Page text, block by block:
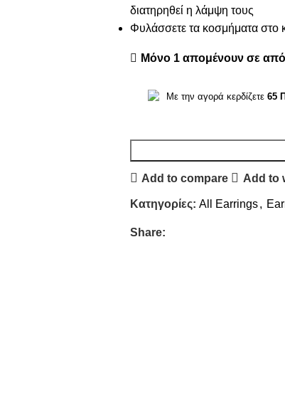
διατηρηθεί η λάμψη τους
Φυλάσσετε τα κοσμήματα στο
Μόνο 1 απομένουν σε
Με την αγορά κερδίζετε 65
Add to compare Add to
Κατηγορίες: All Earrings,
Share: